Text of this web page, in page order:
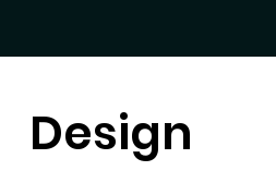
Design